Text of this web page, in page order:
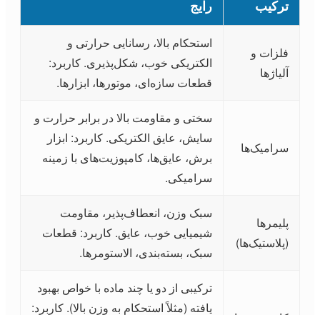
ترکیب
رایج
فلزات و
آلیاژها
استحکام بالا، رسانایی حرارتی و
الکتریکی خوب، شکل‌پذیری. کاربرد:
قطعات سازه‌ای، موتورها، ابزارها.
سرامیک‌ها
سختی و مقاومت بالا در برابر حرارت و
سایش، عایق الکتریکی. کاربرد: ابزار
برش، عایق‌ها، کامپوزیت‌های با زمینه
سرامیکی.
پلیمرها
(پلاستیک‌ها)
سبک وزن، انعطاف‌پذیر، مقاومت
شیمیایی خوب، عایق. کاربرد: قطعات
سبک، بسته‌بندی، الاستومرها.
ترکیبی از دو یا چند ماده با خواص بهبود
یافته (مثلاً استحکام به وزن بالا). کاربرد: